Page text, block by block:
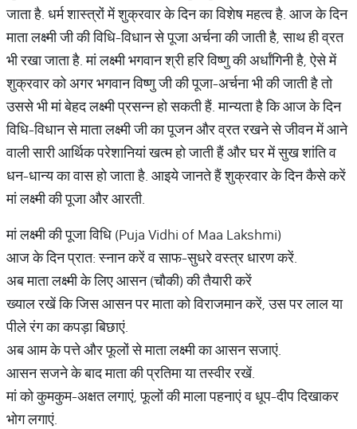
जाता है. धर्म शास्त्रों में शुक्रवार के दिन का विशेष महत्व है. आज के दिन
माता लक्ष्मी जी की विधि-विधान से पूजा अर्चना की जाती है, साथ ही व्रत
भी रखा जाता है. मां लक्ष्मी भगवान श्री हरि विष्णु की अर्धांगिनी है, ऐसे में
शुक्रवार को अगर भगवान विष्णु जी की पूजा-अर्चना भी की जाती है तो
उससे भी मां बेहद लक्ष्मी प्रसन्न हो सकती हैं. मान्यता है कि आज के दिन
विधि-विधान से माता लक्ष्मी जी का पूजन और व्रत रखने से जीवन में आने
वाली सारी आर्थिक परेशानियां खत्म हो जाती हैं और घर में सुख शांति व
धन-धान्य का वास हो जाता है. आइये जानते हैं शुक्रवार के दिन कैसे करें
मां लक्ष्मी की पूजा और आरती.
मां लक्ष्मी की पूजा विधि (Puja Vidhi of Maa Lakshmi)
आज के दिन प्रात: स्नान करें व साफ-सुधरे वस्त्र धारण करें.
अब माता लक्ष्मी के लिए आसन (चौकी) की तैयारी करें
ख्याल रखें कि जिस आसन पर माता को विराजमान करें, उस पर लाल या
पीले रंग का कपड़ा बिछाएं.
अब आम के पत्ते और फूलों से माता लक्ष्मी का आसन सजाएं.
आसन सजने के बाद माता की प्रतिमा या तस्वीर रखें.
मां को कुमकुम-अक्षत लगाएं, फूलों की माला पहनाएं व धूप-दीप दिखाकर
भोग लगाएं.